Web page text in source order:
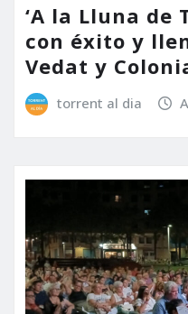
‘A la Lluna de
con éxito y
Vedat y
torrent al dia